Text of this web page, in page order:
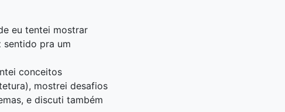
eu tentei mostrar
sentido pra um
conceitos
mostrei desafios
e discuti também